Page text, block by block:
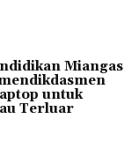
Miangas
untuk
Terluar